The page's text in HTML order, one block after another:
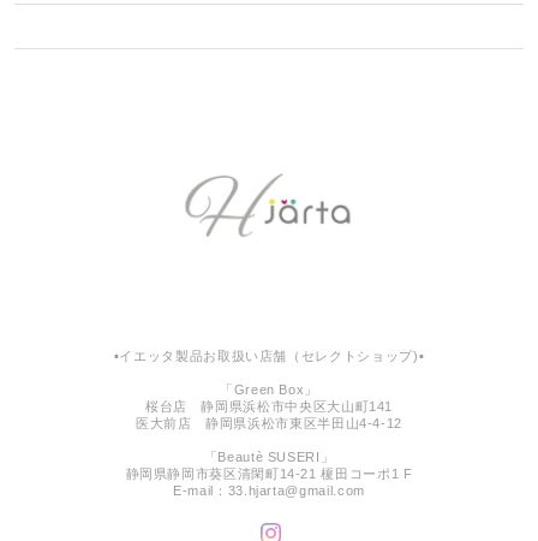
▪︎イエッタ製品お取扱い店舗（セレクトショップ)▪︎
「Green Box」
桜台店 静岡県浜松市中央区大山町141
医大前店 静岡県浜松市東区半田山4-4-12
「Beautè SUSERI」
静岡県静岡市葵区清閑町14-21 榎田コーポ1 F
E-mail： 33.hjarta@gmail.com